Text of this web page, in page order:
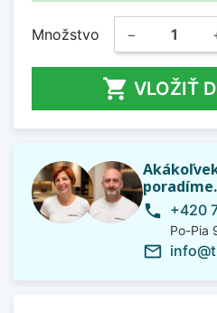
Množstvo −
 VLOŽIŤ
poradíme.
phone +420
Po-Pia
mail_outline